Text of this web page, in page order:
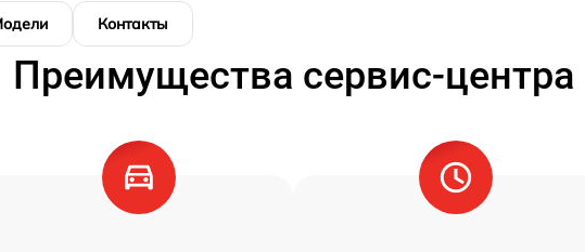
Контакты
Преимущества сервис-центра